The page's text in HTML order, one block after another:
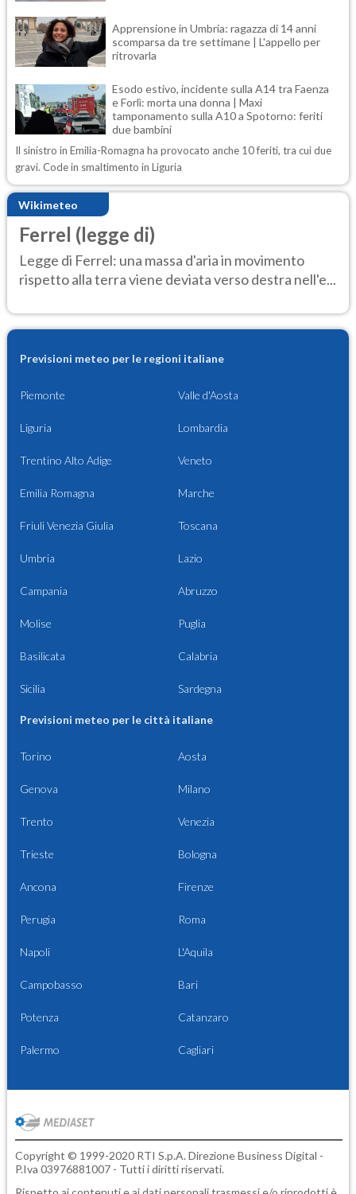
Apprensione in Umbria: ragazza di 14 anni
scomparsa da tre settimane | L'appello per
ritrovarla
Esodo estivo, incidente sulla A14 tra Faenza
e Forlì: morta una donna | Maxi
tamponamento sulla A10 a Spotorno: feriti
due bambini
Il sinistro in Emilia-Romagna ha provocato anche 10 feriti, tra cui due
gravi. Code in smaltimento in Liguria
Wikimeteo
Ferrel (legge di)
Legge di Ferrel: una massa d'aria in movimento
rispetto alla terra viene deviata verso destra nell'e...
Previsioni meteo per le regioni italiane
Piemonte Valle d'Aosta
Liguria Lombardia
Trentino Alto Adige Veneto
Emilia Romagna Marche
Friuli Venezia Giulia Toscana
Umbria Lazio
Campania Abruzzo
Molise Puglia
Basilicata Calabria
Sicilia Sardegna
Previsioni meteo per le città italiane
Torino Aosta
Genova Milano
Trento Venezia
Trieste Bologna
Ancona Firenze
Perugia Roma
Napoli L'Aquila
Campobasso Bari
Potenza Catanzaro
Palermo Cagliari
Copyright © 1999-2020 RTI S.p.A. Direzione Business Digital -
P.Iva 03976881007 - Tutti i diritti riservati.